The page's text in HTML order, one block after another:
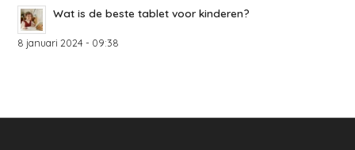
Wat is de beste tablet voor kinderen?
8 januari 2024 - 09:38